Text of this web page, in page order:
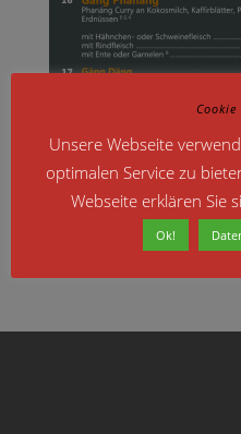
Unsere Webseite
optimalen Service zu
Webseite erklären Sie
Ok!